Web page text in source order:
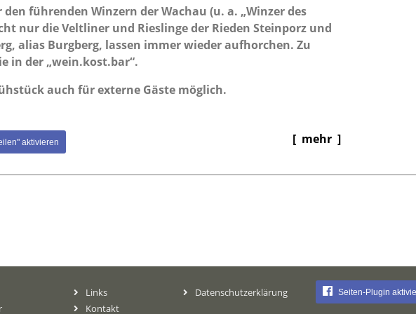
führenden Winzern der Wachau (u. a. „Winzer des
nur die Veltliner und Rieslinge der Rieden Steinporz und
alias Burgberg, lassen immer wieder aufhorchen. Zu
in der „wein.kost.bar“.
auch für externe Gäste möglich.
aktivieren [ mehr ]
Links
Kontakt
Datenschutzerklärung Seiten-Plugin